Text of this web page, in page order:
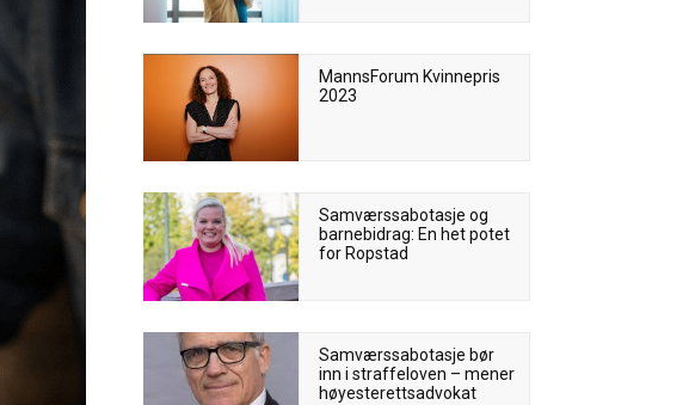
MannsForum Kvinnepris
2023
Samværssabotasje og
barnebidrag: En het potet
for Ropstad
Samværssabotasje bør
inn i straffeloven – mener
høyesterettsadvokat